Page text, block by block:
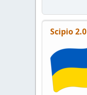
Scipio 2.0